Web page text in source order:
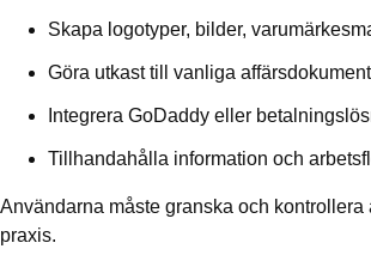
Skapa logotyper, bilder,
Göra utkast till vanliga
Integrera GoDaddy eller
Tillhandahålla information och
Användarna måste granska och
praxis.